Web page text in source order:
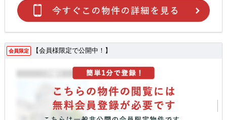
会員限定 【会員様限定で公開中！】